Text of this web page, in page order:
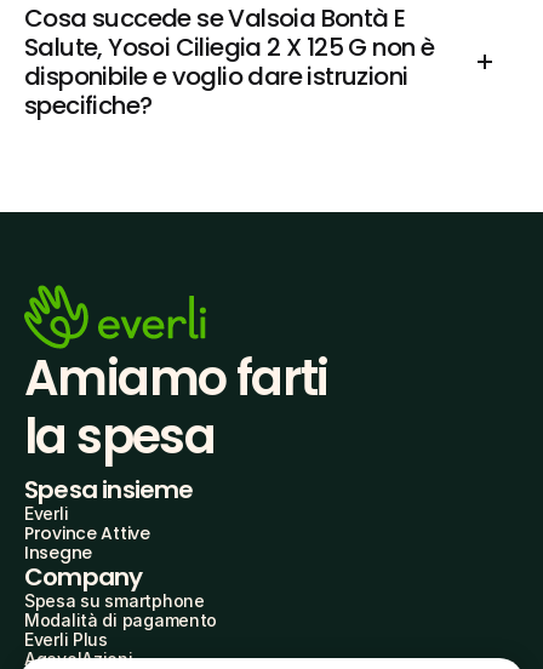
Cosa succede se Valsoia Bontà E
Salute, Yosoi Ciliegia 2 X 125 G non è
disponibile e voglio dare istruzioni
specifiche?
Amiamo farti
la spesa
Spesa insieme
Everli
Province Attive
Insegne
Company
Spesa su smartphone
Modalità di pagamento
Everli Plus
AgevolAzioni